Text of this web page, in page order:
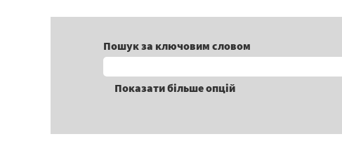
Пошук за ключовим словом
Показати більше опцій